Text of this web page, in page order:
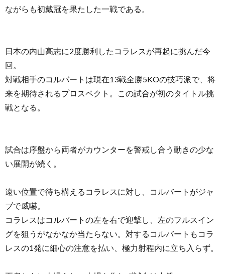
ながらも初戴冠を果たした一戦である。
日本の内山高志に2度勝利したコラレスが再起に挑んだ今
回。
対戦相手のコルバートは現在13戦全勝5KOの技巧派で、将
来を期待されるプロスペクト。この試合が初のタイトル挑
戦となる。
試合は序盤から両者がカウンターを警戒し合う動きの少な
い展開が続く。
遠い位置で待ち構えるコラレスに対し、コルバートがジャ
ブで威嚇。
コラレスはコルバートの左を右で迎撃し、左のフルスイン
グを狙うがなかなか当たらない。対するコルバートもコラ
レスの1発に細心の注意を払い、極力射程内に立ち入らず。